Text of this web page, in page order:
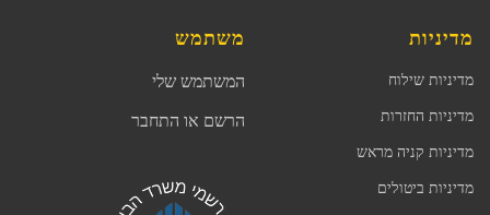
מדיניות
מדיניות שילוח
מדיניות החזרות
מדיניות קניה מראש
מדיניות ביטולים
משתמש
המשתמש שלי
הרשם או התחבר